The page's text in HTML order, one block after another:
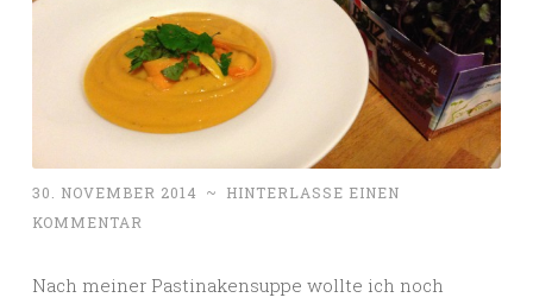
30. NOVEMBER 2014 ~
HINTERLASSE EINEN
KOMMENTAR
Nach meiner Pastinakensuppe wollte ich noch